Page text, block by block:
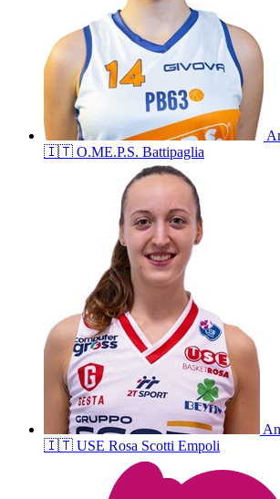
🇮🇹 O.ME.P.S. Battipaglia
🇮🇹 USE Rosa Scotti Empoli